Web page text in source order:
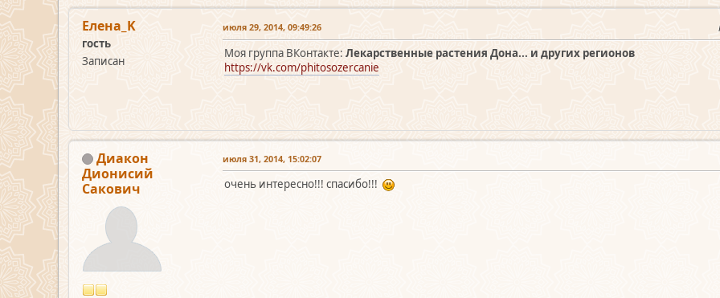
Елена_K
гость
Записан
июля 29, 2014, 09:49:26
Моя группа ВКонтакте: Лекарственные растения Дона... и других регионов
https://vk.com/phitosozercanie
Диакон
Дионисий
Сакович
июля 31, 2014, 15:02:07
очень интересно!!! спасибо!!!